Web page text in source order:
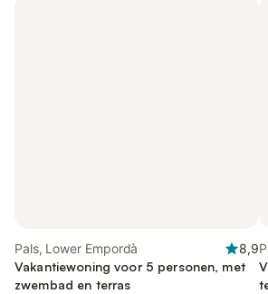
Pals, Lower Empordà
8,9
Vakantiewoning voor 5 personen, met
zwembad en terras